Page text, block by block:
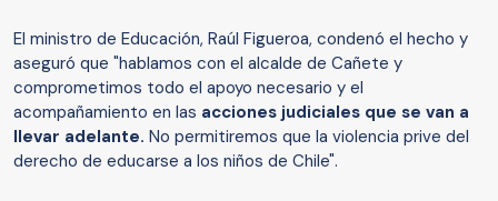
El ministro de Educación, Raúl Figueroa, condenó el hecho y
aseguró que "hablamos con el alcalde de Cañete y
comprometimos todo el apoyo necesario y el
acompañamiento en las acciones judiciales que se van a
llevar adelante. No permitiremos que la violencia prive del
derecho de educarse a los niños de Chile".